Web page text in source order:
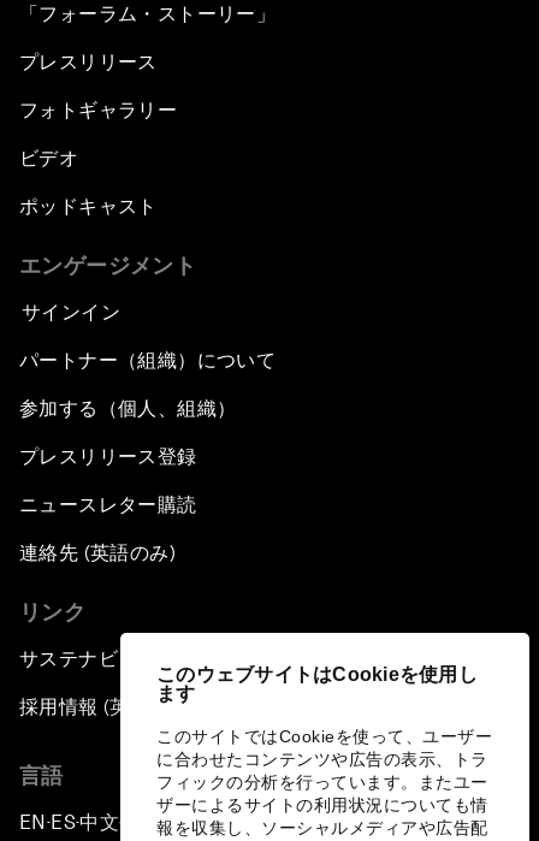
このウェブサイトはCookieを使用し
ます
このサイトではCookieを使って、ユーザー
に合わせたコンテンツや広告の表示、トラ
フィックの分析を行っています。またユー
ザーによるサイトの利用状況についても情
報を収集し、ソーシャルメディアや広告配
「フォーラム・ストーリー」
プレスリリース
フォトギャラリー
ビデオ
ポッドキャスト
エンゲージメント
サインイン
パートナー（組織）について
参加する（個人、組織）
プレスリリース登録
ニュースレター購読
連絡先 (英語のみ)
リンク
サステナビリティへの取り組み
採用情報 (英語のみ)
言語
EN ▪ES▪中文▪ 日本語